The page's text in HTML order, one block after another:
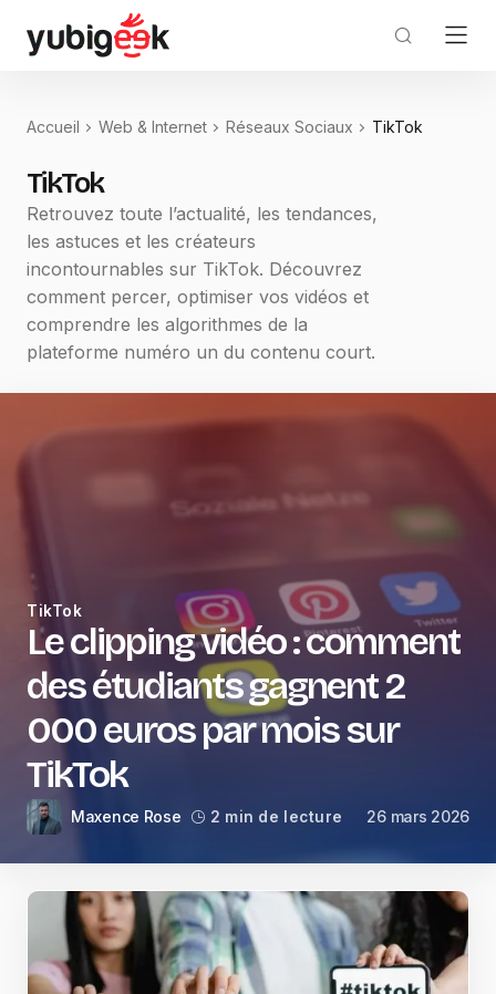
Accueil Web & Internet Réseaux Sociaux TikTok
TikTok
Retrouvez toute l’actualité, les tendances,
les astuces et les créateurs
incontournables sur TikTok. Découvrez
comment percer, optimiser vos vidéos et
comprendre les algorithmes de la
plateforme numéro un du contenu court.
TikTok
Le clipping vidéo : comment
des étudiants gagnent 2
000 euros par mois sur
TikTok
Maxence Rose 2 min de lecture 26 mars 2026